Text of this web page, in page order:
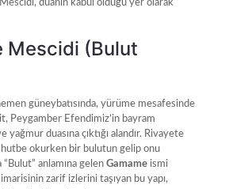
duanın kabul olduğu yer olarak
Mescidi (Bulut
güneybatısında, yürüme mesafesinde
Peygamber Efendimiz’in bayram
yağmur duasına çıktığı alandır. Rivayete
okurken bir bulutun gelip onu
anlamına gelen Gamameismi
zarif izlerini taşıyan bu yapı,